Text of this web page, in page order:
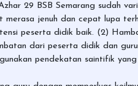
29 BSB Semarang sudah
jenuh dan cepat lupa
peserta didik baik. (2)
dari peserta didik dan
pendekatan saintifik